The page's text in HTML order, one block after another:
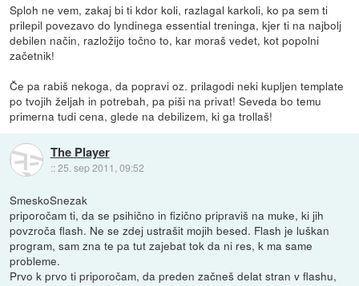
Sploh ne vem, zakaj bi ti kdor koli, razlagal karkoli, ko pa sem ti
prilepil povezavo do lyndinega essential treninga, kjer ti na najbolj
debilen način, razložijo točno to, kar moraš vedet, kot popolni
začetnik!
Če pa rabiš nekoga, da popravi oz. prilagodi neki kupljen template
po tvojih željah in potrebah, pa piši na privat! Seveda bo temu
primerna tudi cena, glede na debilizem, ki ga trollaš!
The Player
::25. sep 2011, 09:52
SmeskoSnezak
priporočam ti, da se psihično in fizično pripraviš na muke, ki jih
povzroča flash. Ne se zdej ustrašit mojih besed. Flash je luškan
program, sam zna te pa tut zajebat tok da ni res, k ma same
probleme.
Prvo k prvo ti priporočam, da preden začneš delat stran v flashu,